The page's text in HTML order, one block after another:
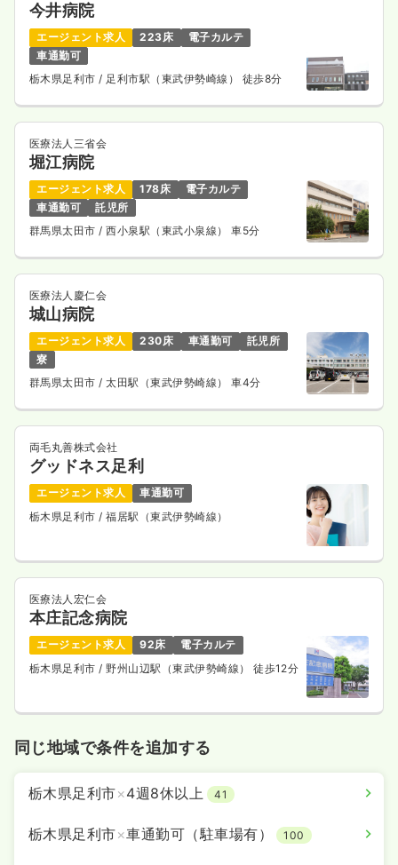
今井病院
エージェント求人 223床
電子カルテ
車通勤可
栃木県足利市/ 足利市駅（東武伊勢崎線） 徒歩8分
医療法人三省会
堀江病院
エージェント求人 178床
電子カルテ
車通勤可
託児所
群馬県太田市/ 西小泉駅（東武小泉線） 車5分
医療法人慶仁会
城山病院
エージェント求人 230床 車通勤可
託児所
寮
群馬県太田市/ 太田駅（東武伊勢崎線） 車4分
両毛丸善株式会社
グッドネス足利
エージェント求人
車通勤可
栃木県足利市 / 福居駅（東武伊勢崎線）
医療法人宏仁会
本庄記念病院
エージェント求人 92床
電子カルテ
栃木県足利市 / 野州山辺駅（東武伊勢崎線） 徒歩12分
同じ地域で条件を追加する
栃木県足利市×4週8休以上 41
栃木県足利市×車通勤可（駐車場有） 100